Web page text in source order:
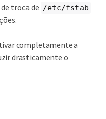
troca de /etc/fstab
completamente a
drasticamente o